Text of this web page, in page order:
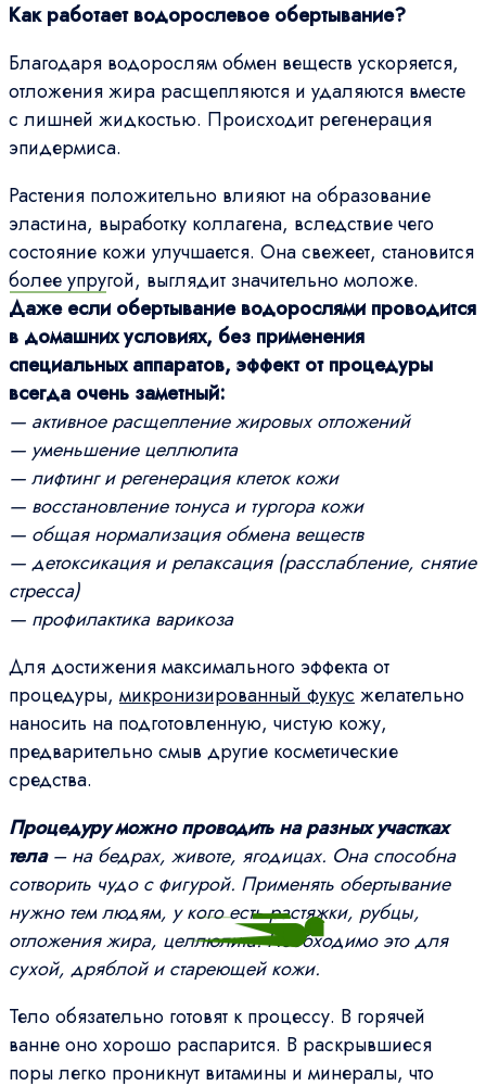
Как работает водорослевое обертывание?
Благодаря водорослям обмен веществ ускоряется,
отложения жира расщепляются и удаляются вместе
с лишней жидкостью. Происходит регенерация
эпидермиса.
Растения положительно влияют на образование
эластина, выработку коллагена, вследствие чего
состояние кожи улучшается. Она свежеет, становится
более упругой, выглядит значительно моложе.
Даже если обертывание водорослями проводится
в домашних условиях, без применения
специальных аппаратов, эффект от процедуры
всегда очень заметный:
— активное расщепление жировых отложений
— уменьшение целлюлита
— лифтинг и регенерация клеток кожи
— восстановление тонуса и тургора кожи
— общая нормализация обмена веществ
— детоксикация и релаксация (расслабление, снятие
стресса)
— профилактика варикоза
Для достижения максимального эффекта от
процедуры, микронизированный фукусжелательно
наносить на подготовленную, чистую кожу,
предварительно смыв другие косметические
средства.
Процедуру можно проводить на разных участках
тела– на бедрах, животе, ягодицах. Она способна
сотворить чудо с фигурой. Применять обертывание
нужно тем людям, у кого есть растяжки, рубцы,
отложения жира, целлюлита. Необходимо это для
сухой, дряблой и стареющей кожи.
Тело обязательно готовят к процессу. В горячей
ванне оно хорошо распарится. В раскрывшиеся
поры легко проникнут витамины и минералы, что